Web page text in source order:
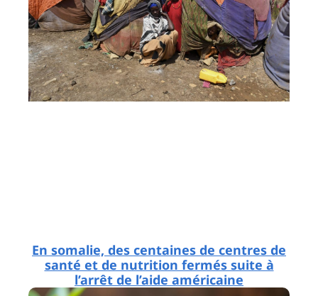
En somalie, des centaines de centres de
santé et de nutrition fermés suite à
l’arrêt de l’aide américaine